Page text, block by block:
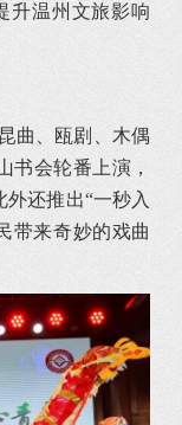
升温州文旅影响
曲、瓯剧、木偶
书会轮番上演，
还推出“一秒入
带来奇妙的戏曲